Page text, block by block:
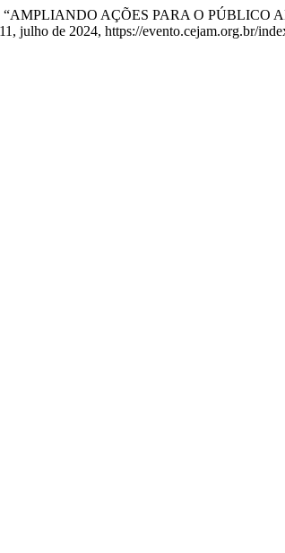
“AMPLIANDO AÇÕES PARA O
julho de 2024, https://evento.cejam.org.br/